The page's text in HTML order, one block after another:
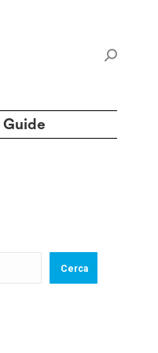
Guide
Cerca